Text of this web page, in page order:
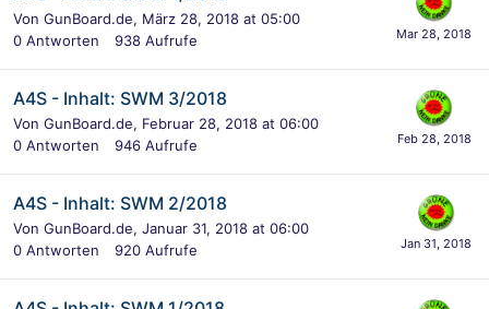
Von GunBoard.de, März 28, 2018 at 05:00
0 Antworten 938 Aufrufe
A4S - Inhalt: SWM 3/2018
Von GunBoard.de, Februar 28, 2018 at 06:00
0 Antworten 946 Aufrufe
A4S - Inhalt: SWM 2/2018
Von GunBoard.de, Januar 31, 2018 at 06:00
0 Antworten 920 Aufrufe